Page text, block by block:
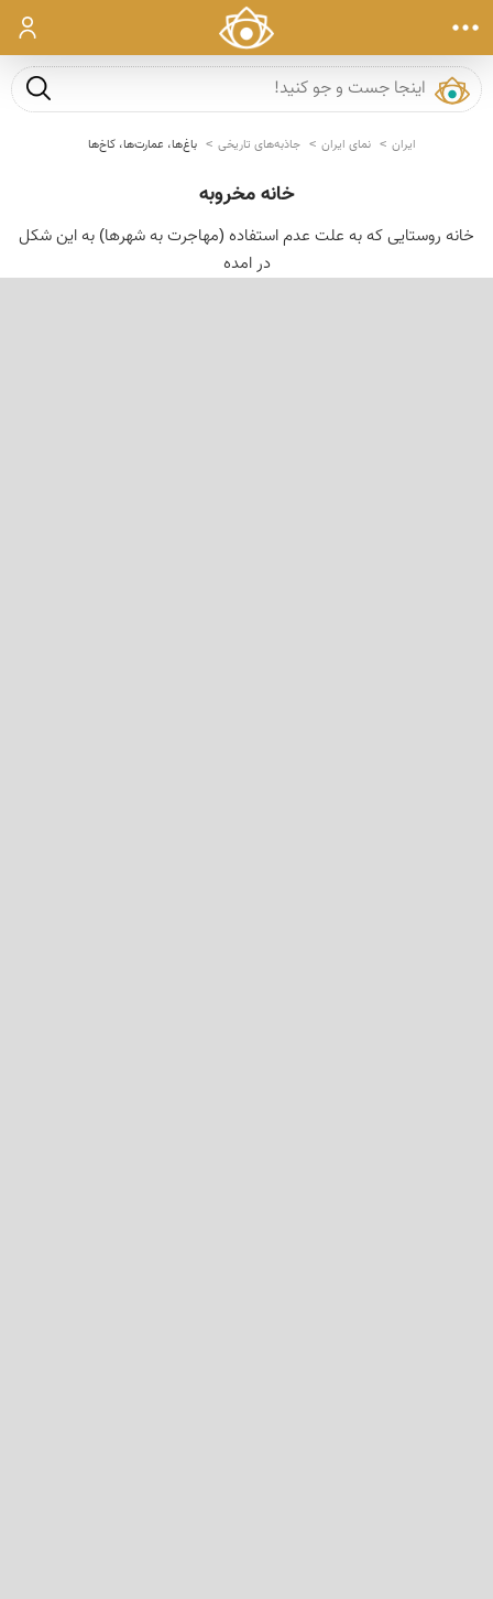
ورود
جست و
ایران نمای ایران جاذبه‌های تاریخی باغ‌ها، عمارت‌ها، کاخ‌ها
خانه مخروبه
خانه روستایی كه به علت عدم استفاده (مهاجرت به شهرها) به این شكل
در امده